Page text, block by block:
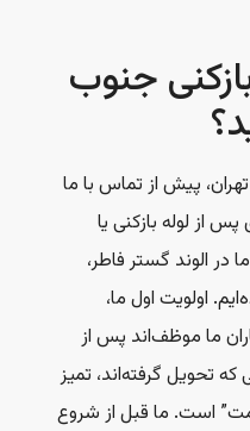
جنوب
پیش از تماس با ما
از لوله بازکنی یا
الوند گستر فاطر،
اولویت اول ما،
ما موظف‌اند پس از
که تحویل گرفته‌اند، تمیز
است. ما قبل از شروع